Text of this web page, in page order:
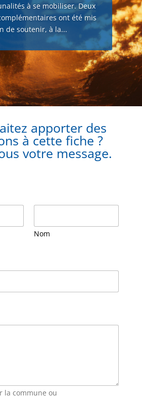
à se mobiliser. Deux
ont été mis
de soutenir, à la...
apporter des
à cette fiche ?
votre message.
Nom
la commune ou